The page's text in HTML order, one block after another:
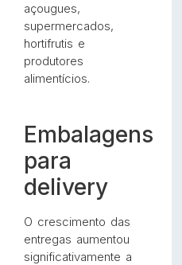
açougues,
supermercados,
hortifrutis e
produtores
alimentícios.
Embalagens
para
delivery
O crescimento das
entregas aumentou
significativamente a